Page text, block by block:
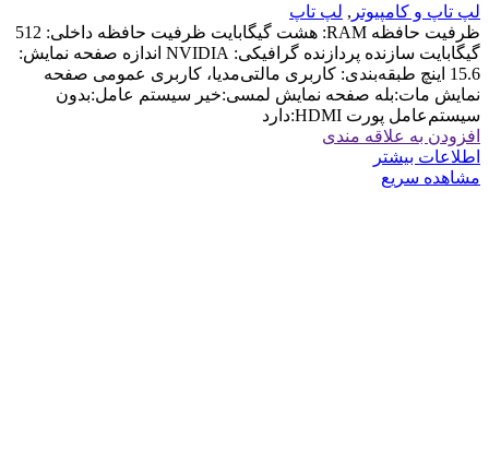
لپ تاپ و کامپیوتر , لپ تاپ
ظرفیت حافظه RAM: هشت گیگابایت ظرفیت حافظه داخلی: 512
گیگابایت سازنده پردازنده گرافیکی: NVIDIA اندازه صفحه نمایش:
15.6 اینچ طبقه‌بندی: کاربری مالتی‌مدیا، کاربری عمومی صفحه
نمایش مات:بله صفحه نمایش لمسی:خیر سیستم عامل:بدون
سیستم‌عامل پورت HDMI:دارد
افزودن به علاقه مندی
اطلاعات بیشتر
مشاهده سریع